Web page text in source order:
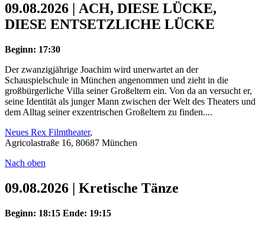
09.08.2026 | ACH, DIESE LÜCKE,
DIESE ENTSETZLICHE LÜCKE
Beginn: 17:30
Der zwanzigjährige Joachim wird unerwartet an der
Schauspielschule in München angenommen und zieht in die
großbürgerliche Villa seiner Großeltern ein. Von da an versucht er,
seine Identität als junger Mann zwischen der Welt des Theaters und
dem Alltag seiner exzentrischen Großeltern zu finden....
Neues Rex Filmtheater,
Agricolastraße 16, 80687 München
Nach oben
09.08.2026 | Kretische Tänze
Beginn: 18:15 Ende: 19:15